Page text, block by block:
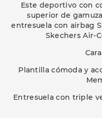
Este deportivo con
superior de
entresuela con airbag
Skechers Air-
Plantilla cómoda y
Entresuela con triple